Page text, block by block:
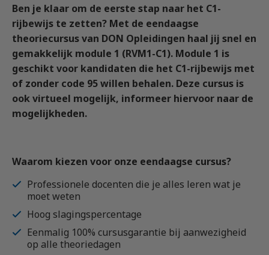
Vrachtauto met aanhanger CE
Rijbewijs D (Bus)
Bus met aanhanger rijbewijs (DE)
Lange Zware Voertuigen (LZV)
Trekker (T)
Taxi (Opleiding taxichauffeur)
Machinist autolaadkraan met hijsfunctie
Reachtruck
Veiligheidstrainingen op maat
Praktijkopleider
Praktijktrainer (PTN)
Taaltraining Engels
Ben je klaar om de eerste stap naar het C1-
rijbewijs te zetten? Met de eendaagse
theoriecursus van DON Opleidingen haal jij snel en
gemakkelijk module 1 (RVM1-C1). Module 1 is
geschikt voor kandidaten die het C1-rijbewijs met
of zonder code 95 willen behalen. Deze cursus is
ook virtueel mogelijk, informeer hiervoor naar de
mogelijkheden.
Waarom kiezen voor onze eendaagse cursus?
Professionele docenten die je alles leren wat je
moet weten
Hoog slagingspercentage
Eenmalig 100% cursusgarantie bij aanwezigheid
op alle theoriedagen